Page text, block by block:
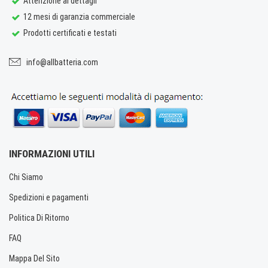
12 mesi di garanzia commerciale
Prodotti certificati e testati
info@allbatteria.com
INFORMAZIONI UTILI
Chi Siamo
Spedizioni e pagamenti
Politica Di Ritorno
FAQ
Mappa Del Sito